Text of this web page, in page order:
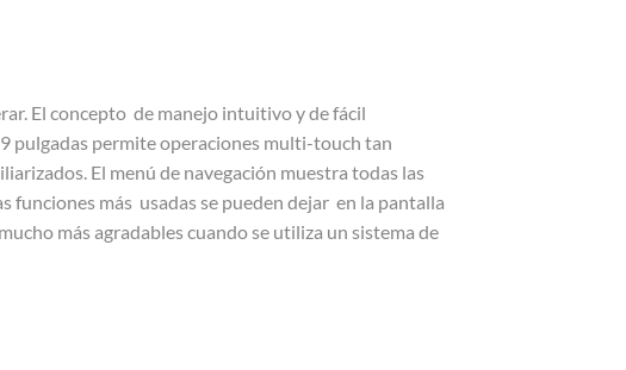
El concepto de manejo intuitivo y de fácil
pulgadas permite operaciones multi-touch tan
El menú de navegación muestra todas las
funciones más usadas se pueden dejar en la pantalla
más agradables cuando se utiliza un sistema de